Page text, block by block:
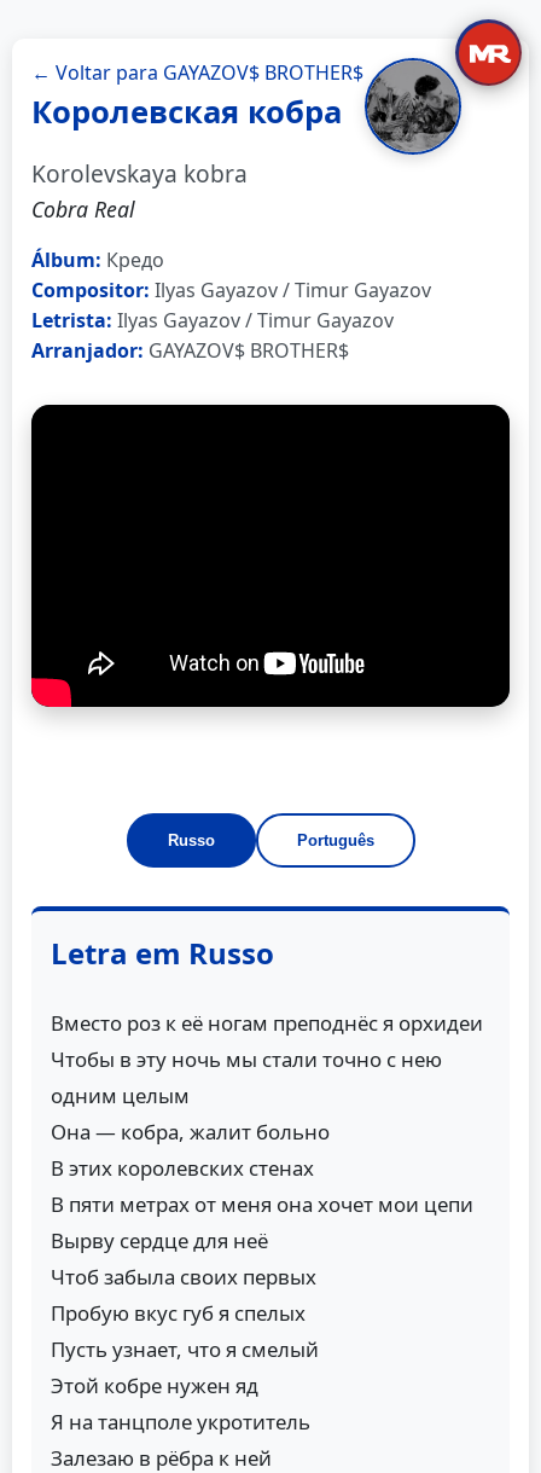
← Voltar para GAYAZOV$ BROTHER$
Королевская кобра
Korolevskaya kobra
Cobra Real
Álbum: Кредо
Compositor: Ilyas Gayazov / Timur Gayazov
Letrista: Ilyas Gayazov / Timur Gayazov
Arranjador: GAYAZOV$ BROTHER$
Russo Português
Letra em Russo
Вместо роз к её ногам преподнёс я орхидеи
Чтобы в эту ночь мы стали точно с нею
одним целым
Она — кобра, жалит больно
В этих королевских стенах
В пяти метрах от меня она хочет мои цепи
Вырву сердце для неё
Чтоб забыла своих первых
Пробую вкус губ я спелых
Пусть узнает, что я смелый
Этой кобре нужен яд
Я на танцполе укротитель
Залезаю в рёбра к ней